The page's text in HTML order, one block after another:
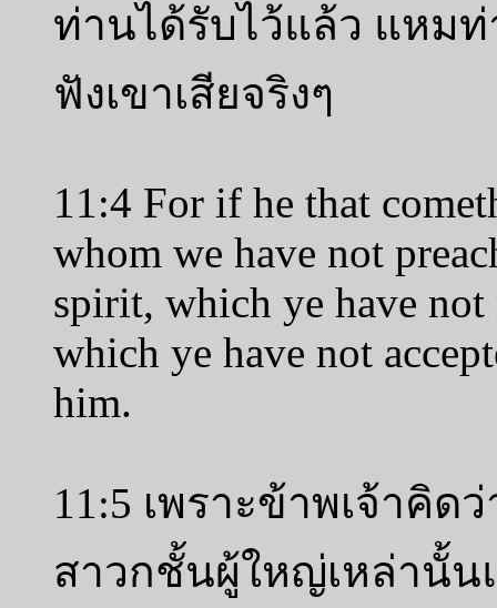
ท่านได้รับไว้แล้ว แหม
ฟังเขาเสียจริงๆ
11:4 For if he that
whom we have not
spirit, which ye have not
which ye have not
him.
11:5 เพราะข้าพเจ้าคิด
สาวกชั้นผู้ใหญ่เหล่านั้น